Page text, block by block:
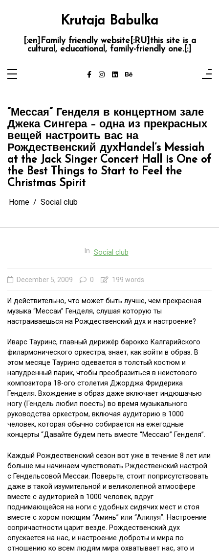
Krutaja Babulka
[:en]Family friendly website[:RU]this site is a
cultural, educational, family-friendly one.[:]
“Мессая” Генделя в концертном зале
Джека Сингера – одна из прекрасных
вещей настроить вас на
Рождественский духHandel’s Messiah
at the Jack Singer Concert Hall is One of
the Best Things to Start to Feel the
Christmas Spirit
Home Social club
In Social club
December 5, 2009 0 199 words
И действительно, что может быть лучше, чем прекрасная
музыка “Мессаи” Генделя, слушая которую ты
настраиваешься на Рождественский дух и настроение?
Иварс Тауринс, главный дирижёр барокко Калгарийского
филармонического оркестра, знает, как войти в образ. В
этом месяце Тауринс одевается в толстый костюм и
напудренный парик, чтобы преобразиться в неистового
композитора 18-ого столетия Джорджа Фридерика
Генделя. Вхождение в образ даже включает индюшачью
ногу (Гендель любил поесть) во время музыкального
руководства оркестром, включая аудиторию в 1000
человек, которая обычно собирается на ежегодные
концерты “Давайте будем петь вместе “Мессаю” Генделя”.
Каждый Рождественский сезон вот уже в течение 8 лет или
больше мы начинаем чувствовать Рждественский настрой
с Гендельсовой Мессаи. Поверьте, стоит поприсутствовать
даже в такой изумительной и великолепной атмосфере
вместе с аудиторией в 1000 человек, вдруг
поднимающейся на ноги с удобных сидячих мест и стоя
вместе с хором поющим “Аминь” или “Алилуя”. Настроение
сопричастности царит везде. Рождественский дух
опускается на нас, и настроение доброты и мира по
отношению ко всем людям мира охватывает нас, это и